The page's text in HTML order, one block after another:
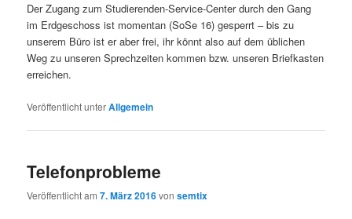
Der Zugang zum Studierenden-Service-Center durch den Gang
im Erdgeschoss ist momentan (SoSe 16) gesperrt – bis zu
unserem Büro ist er aber frei, ihr könnt also auf dem üblichen
Weg zu unseren Sprechzeiten kommen bzw. unseren Briefkasten
erreichen.
Veröffentlicht unterAllgemein
Telefonprobleme
Veröffentlicht am7. März 2016vonsemtix